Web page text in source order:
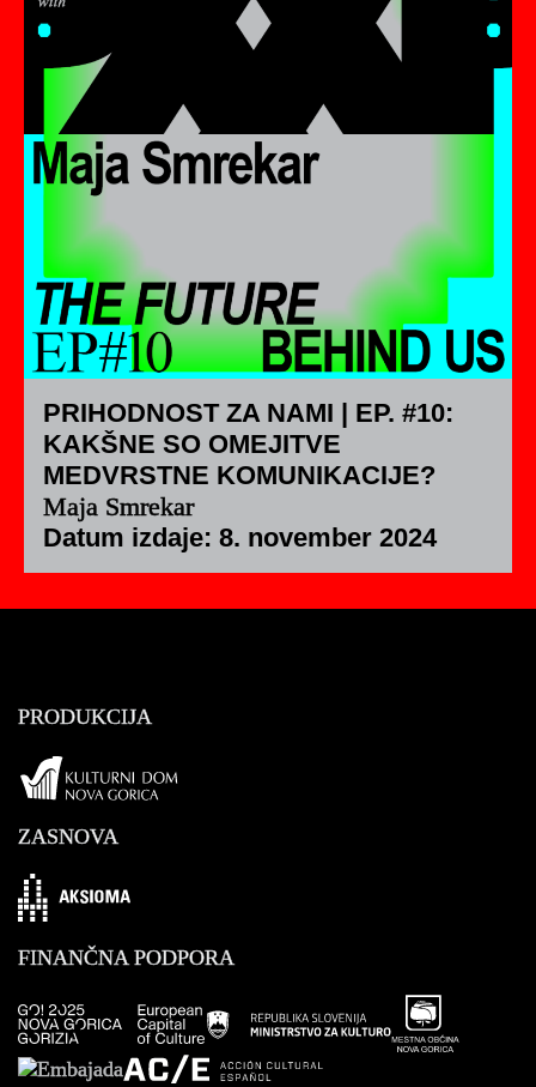
PRIHODNOST ZA NAMI | EP. #10:
KAKŠNE SO OMEJITVE
MEDVRSTNE KOMUNIKACIJE?
Maja Smrekar
Datum izdaje: 8. november 2024
PRODUKCIJA
ZASNOVA
Aksioma
FINANČNA PODPORA
GO!2025 Nova Gorica Evropska prestolnica kulture
Ministrstvo za kulturo RS
Mestna Občina
AC/E Acción Cultural Española